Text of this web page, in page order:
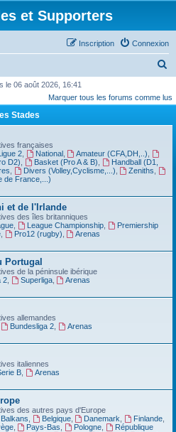
et Supporters
Connexion
Inscription
c
e
le 06 août 2026, 16:41
Marquer tous les forums comme lus
Stades
françaises
2, National, Amateur (CFA,DH,..)
D2) Basket (Pro A & B)
Handball (D1,
Divers (Volley,Cyclisme,...) Zeniths
de France,...)
et de l'Irlande
des îles britanniques
, League Championship,
Premiership
, Pro12 (rugby)
Arenas
Portugal
de la péninsule ibérique
2, Superliga,
Arenas
allemandes
Bundesliga 2,
Arenas
italiennes
B,
Arenas
des autres pays d'Europe
Balkans Belgique, Danemark Finlande
, Pays-Bas Pologne
République